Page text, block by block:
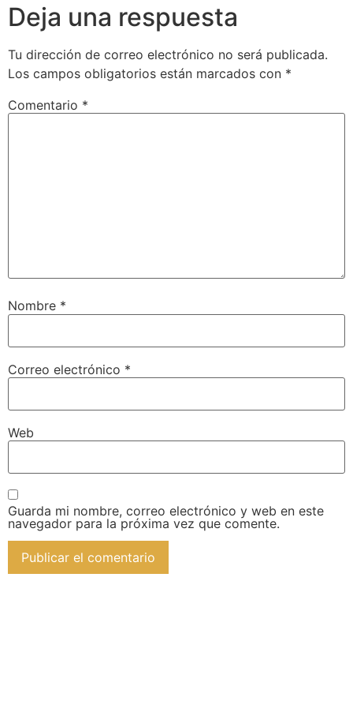
Deja una respuesta
Tu dirección de correo electrónico no será publicada.
Los campos obligatorios están marcados con *
Comentario *
Nombre *
Correo electrónico *
Web
Guarda mi nombre, correo electrónico y web en este
navegador para la próxima vez que comente.